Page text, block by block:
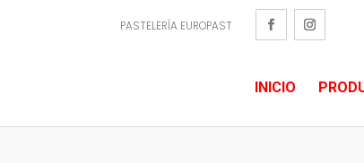
PASTELERÍA EUROPAST
INICIO